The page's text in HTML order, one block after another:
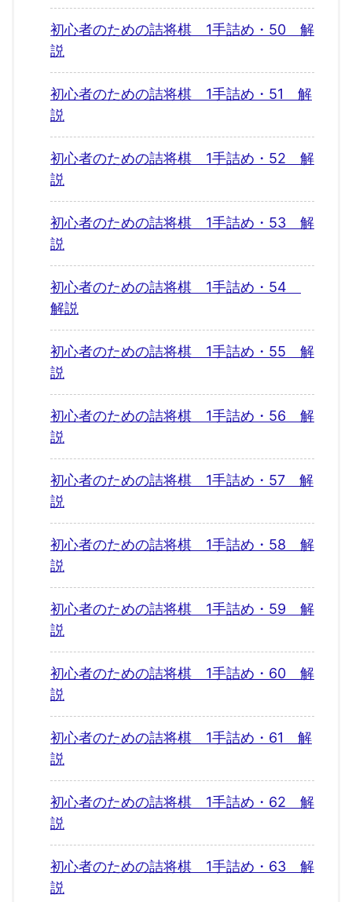
初心者のための詰将棋 1手詰め・50 解
説
初心者のための詰将棋 1手詰め・51 解
説
初心者のための詰将棋 1手詰め・52 解
説
初心者のための詰将棋 1手詰め・53 解
説
初心者のための詰将棋 1手詰め・54
解説
初心者のための詰将棋 1手詰め・55 解
説
初心者のための詰将棋 1手詰め・56 解
説
初心者のための詰将棋 1手詰め・57 解
説
初心者のための詰将棋 1手詰め・58 解
説
初心者のための詰将棋 1手詰め・59 解
説
初心者のための詰将棋 1手詰め・60 解
説
初心者のための詰将棋 1手詰め・61 解
説
初心者のための詰将棋 1手詰め・62 解
説
初心者のための詰将棋 1手詰め・63 解
説